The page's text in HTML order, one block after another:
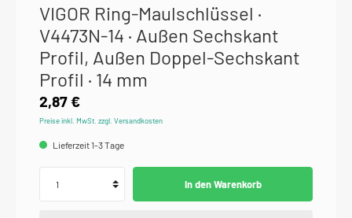
VIGOR Ring-Maulschlüssel ·
V4473N-14 · Außen Sechskant
Profil, Außen Doppel-Sechskant
Profil · 14 mm
2,87 €
Preise inkl. MwSt. zzgl. Versandkosten
Lieferzeit 1-3 Tage
In den Warenkorb